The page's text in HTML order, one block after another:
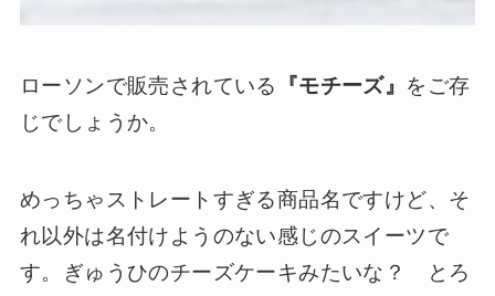
ローソンで販売されている 『モチーズ』 をご存
じでしょうか。
めっちゃストレートすぎる商品名ですけど、そ
れ以外は名付けようのない感じのスイーツで
す。ぎゅうひのチーズケーキみたいな？ とろ